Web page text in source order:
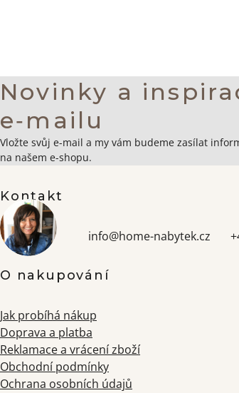
Zápatí
Novinky a
e‑mailu
Vložte svůj e-mail a my vám budeme zasílat
na našem e-shopu.
Kontakt
info@home-nabytek.cz
O nakupování
Jak probíhá nákup
Doprava a platba
Reklamace a vrácení zboží
Obchodní podmínky
Ochrana osobních údajů